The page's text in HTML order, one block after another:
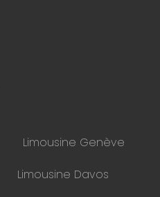
Limousine Genève
Limousine Davos